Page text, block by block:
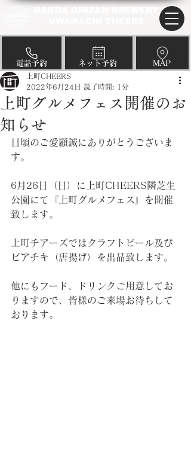
​電話予約 ​ネット予約 ​MAP
上町グルメフェス開催のお
知らせ
上町CHEERS
2022年6月24日
読了時間: 1分
日頃のご愛顧誠にありがとうございま
す。
6月26日（日）に上町CHEERS隣芝生
公園にて『上町グルメフェス』を開催
致します。
上町チアーズではクラフトビール及び
ビアチキ（唐揚げ）を出品致します。
他にもフード、ドリンクご用意してお
りますので、皆様のご来場お待ちして
おります。